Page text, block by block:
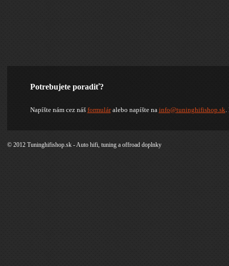
Potrebujete poradiť?
Napíšte nám cez náš formuláralebo napíšte na info@tuninghifishop.sk.
© 2012 Tuninghifishop.sk - Auto hifi, tuning a offroad doplnky